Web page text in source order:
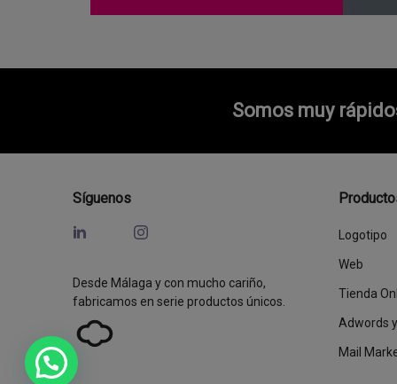
Somos muy
Síguenos
Desde Málaga y con mucho cariño,
fabricamos en serie productos únicos.
Logotipo
Web
Tienda
Adwords
Mail